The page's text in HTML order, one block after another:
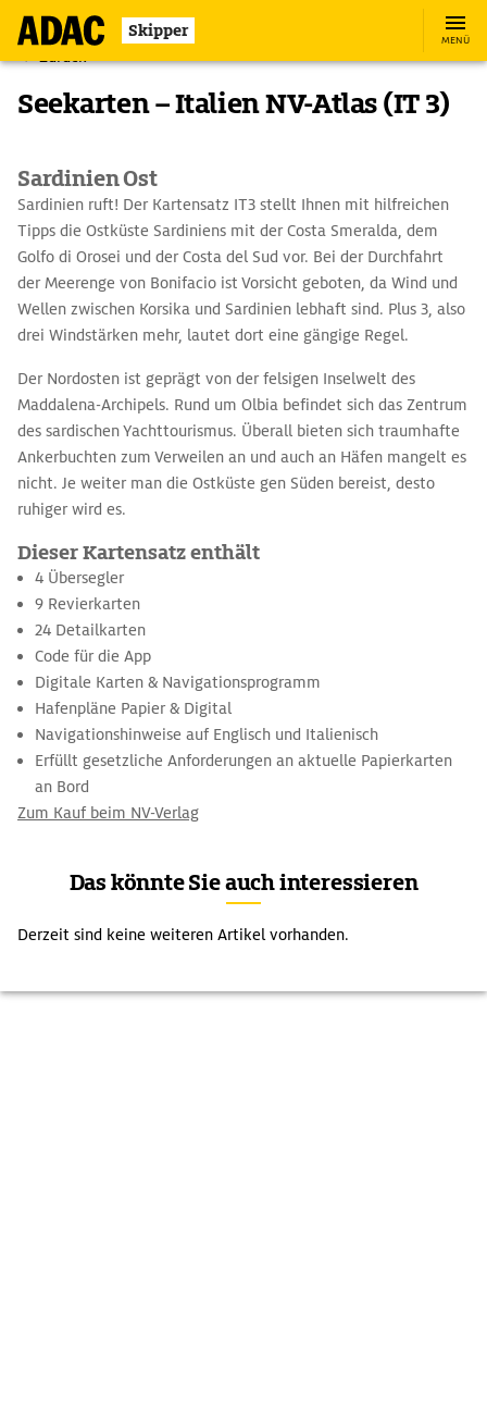
Skipper MENÜ
Zurück
Seekarten – Italien NV-Atlas (IT 3)
Sardinien Ost
Sardinien ruft! Der Kartensatz IT3 stellt Ihnen mit hilfreichen
Tipps die Ostküste Sardiniens mit der Costa Smeralda, dem
Golfo di Orosei und der Costa del Sud vor. Bei der Durchfahrt
der Meerenge von Bonifacio ist Vorsicht geboten, da Wind und
Wellen zwischen Korsika und Sardinien lebhaft sind. Plus 3, also
drei Windstärken mehr, lautet dort eine gängige Regel.
Der Nordosten ist geprägt von der felsigen Inselwelt des
Maddalena-Archipels. Rund um Olbia befindet sich das Zentrum
des sardischen Yachttourismus. Überall bieten sich traumhafte
Ankerbuchten zum Verweilen an und auch an Häfen mangelt es
nicht. Je weiter man die Ostküste gen Süden bereist, desto
ruhiger wird es.
Dieser Kartensatz enthält
4 Übersegler
9 Revierkarten
24 Detailkarten
Code für die App
Digitale Karten & Navigationsprogramm
Hafenpläne Papier & Digital
Navigationshinweise auf Englisch und Italienisch
Erfüllt gesetzliche Anforderungen an aktuelle Papierkarten
an Bord
Zum Kauf beim NV-Verlag
Das könnte Sie auch interessieren
Derzeit sind keine weiteren Artikel vorhanden.